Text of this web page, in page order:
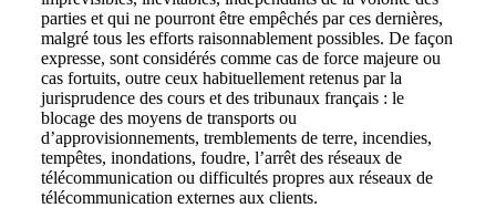
parties et qui ne pourront être empêchés par ces dernières,
malgré tous les efforts raisonnablement possibles. De façon
expresse, sont considérés comme cas de force majeure ou
cas fortuits, outre ceux habituellement retenus par la
jurisprudence des cours et des tribunaux français : le
blocage des moyens de transports ou
d’approvisionnements, tremblements de terre, incendies,
tempêtes, inondations, foudre, l’arrêt des réseaux de
télécommunication ou difficultés propres aux réseaux de
télécommunication externes aux clients.